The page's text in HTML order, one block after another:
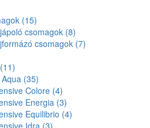
(15)
csomagok (8)
csomagok (7)
(11)
(35)
Colore (4)
Energia (3)
Equilibrio (4)
Idra (3)